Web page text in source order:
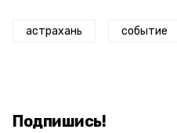
астрахань событие
Подпишись!